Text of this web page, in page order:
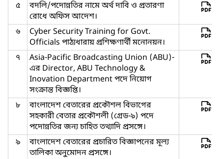
৫
বদলি/পদোন্নতির নামে অর্থ দাবি ও প্রতারণা
রোধে অফিস আদেশ।
৬
Cyber Security Training for Govt.
Officials পাঠ্যধারায় প্রশিক্ষণার্থী মনোনয়ন।
৭
Asia-Pacific Broadcasting Union (ABU)-
এর Director, ABU Technology &
Inovation Department পদে নিয়োগ
সংক্রান্ত বিজ্ঞপ্তি।
৮
বাংলাদেশ বেতারের প্রকৌশল বিভাগের
সহকারী বেতার প্রকৌশলী (গ্রেড-৯) পদে
পদোন্নতির জন্য চাহিত তথ্যাদি প্রসঙ্গে।
৯
বাংলাদেশ বেতারের প্রচারিত বিজ্ঞাপনের মূল্য
তালিকা অনুমোদন প্রসঙ্গে।